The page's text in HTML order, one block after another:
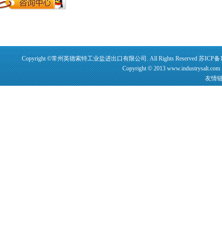
Copyright ©常州英德索特工业盐进出口有限公司. All Rights Reserved苏ICP备
Copyright © 2013
友情